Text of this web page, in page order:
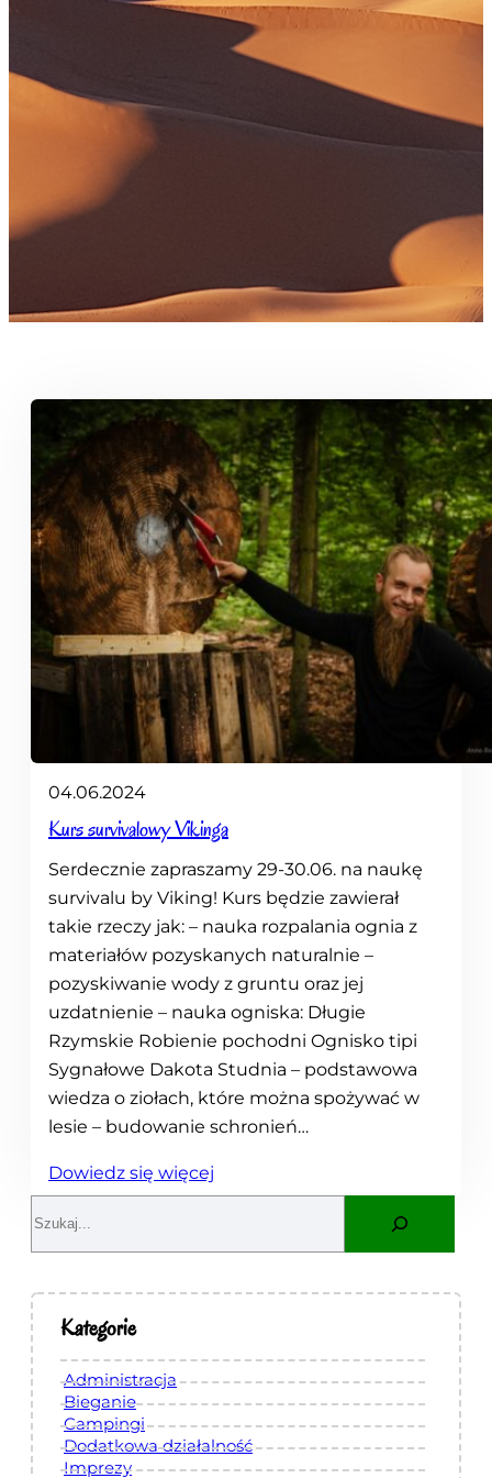
04.06.2024
Kurs survivalowy Vikinga
Serdecznie zapraszamy 29-30.06. na naukę
survivalu by Viking! Kurs będzie zawierał
takie rzeczy jak: – nauka rozpalania ognia z
materiałów pozyskanych naturalnie –
pozyskiwanie wody z gruntu oraz jej
uzdatnienie – nauka ogniska: Długie
Rzymskie Robienie pochodni Ognisko tipi
Sygnałowe Dakota Studnia – podstawowa
wiedza o ziołach, które można spożywać w
lesie – budowanie schronień…
Dowiedz się więcej
K
r
v
i
v
r
c
h
Kategorie
Administracja
Bieganie
Campingi
Dodatkowa działalność
Imprezy